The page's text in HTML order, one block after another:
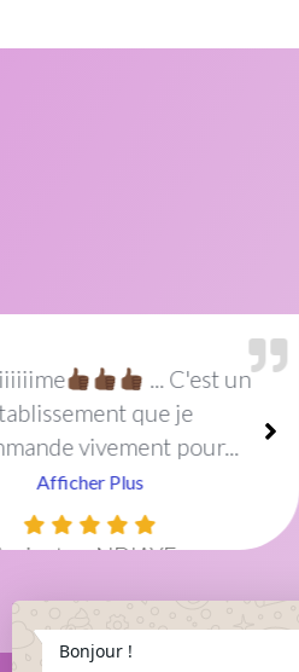
un grand plaisir que j
ai eu...Afficher Plus
Dipina Sophie
Bonjour !